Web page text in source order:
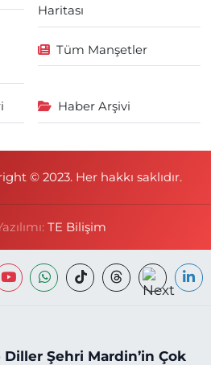
Haritası
Tüm Manşetler
Haber Arşivi
© 2023. Her hakkı saklıdır.
TE Bilişim
Şehri Mardin’in Çok